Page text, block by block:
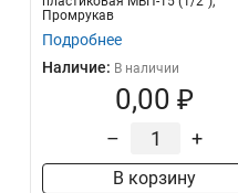
Промрукав
Подробнее
Наличие: В наличии
0,00 ₽
– +
В корзину